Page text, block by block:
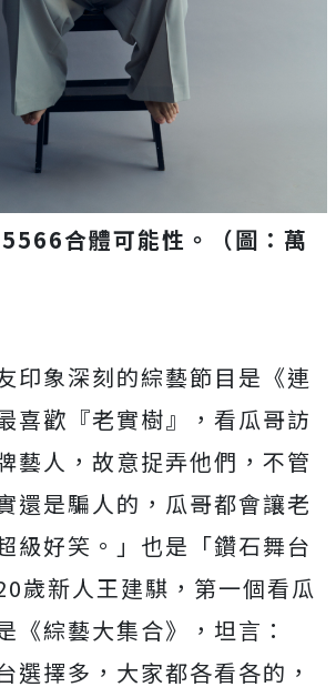
合體可能性。（圖：萬
印象深刻的綜藝節目是《連
喜歡『老實樹』，看瓜哥訪
藝人，故意捉弄他們，不管
還是騙人的，瓜哥都會讓老
級好笑。」也是「鑽石舞台
歲新人王建騏，第一個看瓜
《綜藝大集合》，坦言：
選擇多，大家都各看各的，